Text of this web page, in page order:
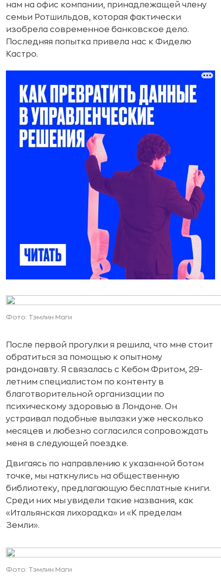
нам на офис компании, принадлежащей члену
семьи Ротшильдов, которая фактически
изобрела современное банковское дело.
Последняя попытка привела нас к Фиделю
Кастро.
Фото: Тэмлин Маги
После первой прогулки я решила, что мне стоит
обратиться за помощью к опытному
рандонавту. Я связалась с Кебом Фритом, 29-
летним специалистом по контенту в
благотворительной организации по
психическому здоровью в Лондоне. Он
устраивал подобные вылазки уже несколько
месяцев и любезно согласился сопровождать
меня в следующей поездке.
Двигаясь по направлению к указанной ботом
точке, мы наткнулись на общественную
библиотеку, предлагающую бесплатные книги.
Среди них мы увидели такие названия, как
«Итальянская лихорадка» и «К пределам
Земли».
Фото: Тэмлин Маги